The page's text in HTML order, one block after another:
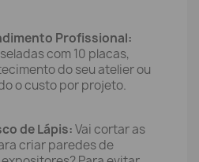
Profissional:
com 10 placas,
do seu atelier ou
o custo por projeto.
de Lápis:Vai cortar as
criar paredes de